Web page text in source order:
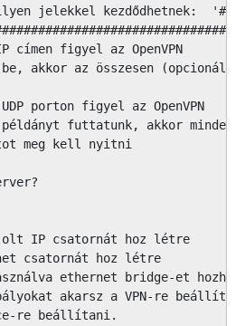
ilyen jelekkel kezdődhetnek:
figyel az OpenVPN
akkor az összesen
porton figyel az OpenVPN
példányt futtatunk, akkor
meg kell nyitni
IP csatornát hoz létre
csatornát hoz létre
ethernet bridge-et
akarsz a VPN-re
re beállítani.